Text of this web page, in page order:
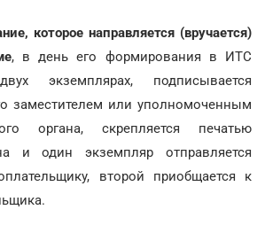
которое направляется (вручается)
, в день его формирования в ИТС
экземплярах, подписывается
заместителем или уполномоченным
органа, скрепляется печатью
и один экземпляр отправляется
второй приобщается к